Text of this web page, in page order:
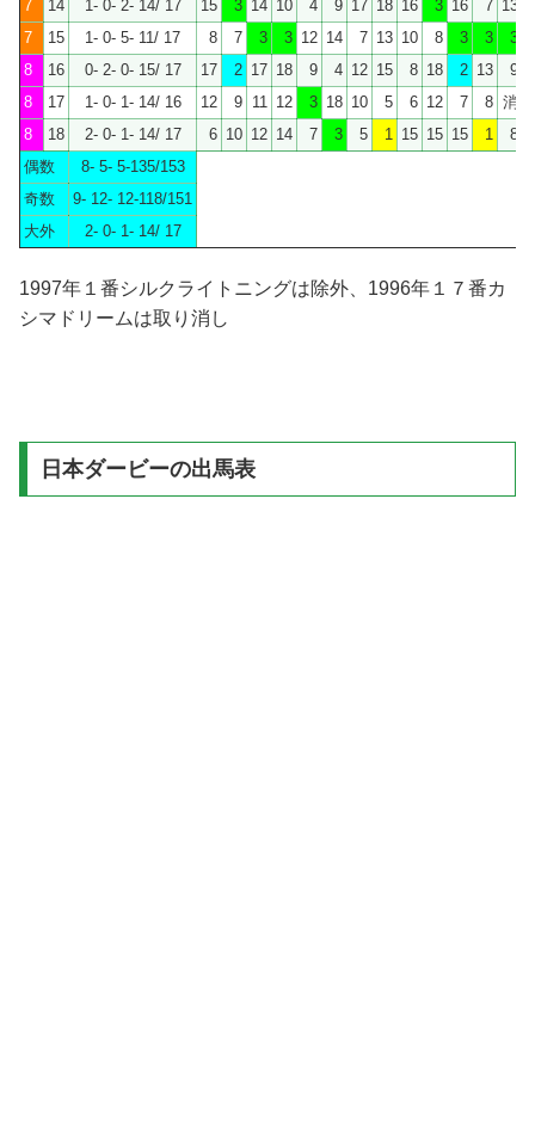
7 14 1- 0- 2- 14/ 17 15 3 14 10 4 9 17 18 16 3 16 7 13
7
15 1- 0- 5- 11/ 17 8 7 3 3 12 14 7 13 10 8 3 3 3
8
16 0- 2- 0- 15/ 17 17 2 17 18 9 4 12 15 8 18 2 13 9
8
17 1- 0- 1- 14/ 16 12 9 11 12 3 18 10 5 6 12 7 8 消
8
18 2- 0- 1- 14/ 17 6 10 12 14 7 3 5 1 15 15 15 1 8
偶数
8- 5- 5-135/153
奇数
9- 12- 12-118/151
大外
2- 0- 1- 14/ 17
1997年１番シルクライトニングは除外、1996年１７番カ
シマドリームは取り消し
日本ダービーの出馬表